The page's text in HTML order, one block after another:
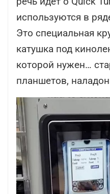
используются в
Это специальная
катушка под
которой нужен…
планшетов,